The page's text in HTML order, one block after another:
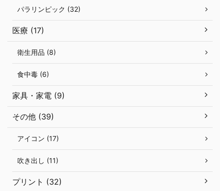
パラリンピック (32)
医療 (17)
衛生用品 (8)
食中毒 (6)
家具・家電 (9)
その他 (39)
アイコン (17)
吹き出し (11)
プリント (32)